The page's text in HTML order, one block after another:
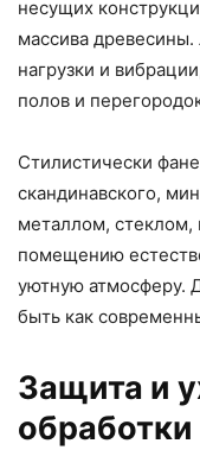
несущих
массива
нагрузки и
полов и
Стилистически
скандинавского,
металлом,
помещению
уютную атмосферу.
быть как
Защита и